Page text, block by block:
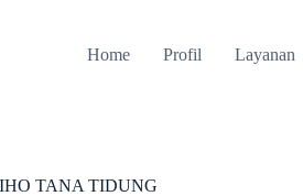
Home Profil Layanan
TANA TIDUNG